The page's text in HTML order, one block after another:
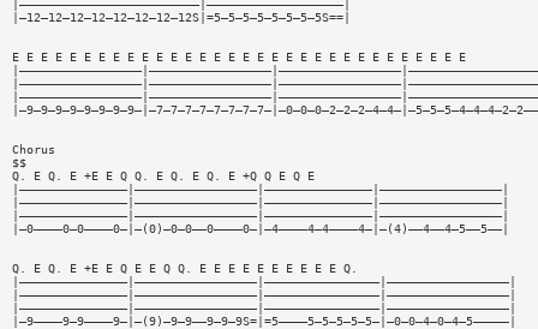
|—————————————————————————|———————————————————|
|—12—12—12—12—12—12—12—12S|=5—5—5—5—5—5—5—5S==|
E E E E E E E E E E E E E E E E E E E E E E E E E E E E E E E E
Chorus
$$
Q. E Q. E +E E Q Q. E Q. E Q. E +Q Q E Q E
|———————————————|—————————————————|———————————————|—————————————————|
|———————————————|—————————————————|———————————————|—————————————————|
|———————————————|—————————————————|———————————————|—————————————————|
|—0————0—0————0—|—(0)—0—0——0————0—|—4————4—4————4—|—(4)——4——4—5——5——|
Q. E Q. E +E E Q E E Q Q. E E E E E E E E E E Q.
|———————————————|—————————————————|————————————————|—————————————————|
|———————————————|—————————————————|————————————————|—————————————————|
|———————————————|—————————————————|————————————————|—————————————————|
|—9————9—9————9—|—(9)—9—9——9—9—9S=|=5————5—5—5—5—5—|—0—0—4—0—4—5—————|